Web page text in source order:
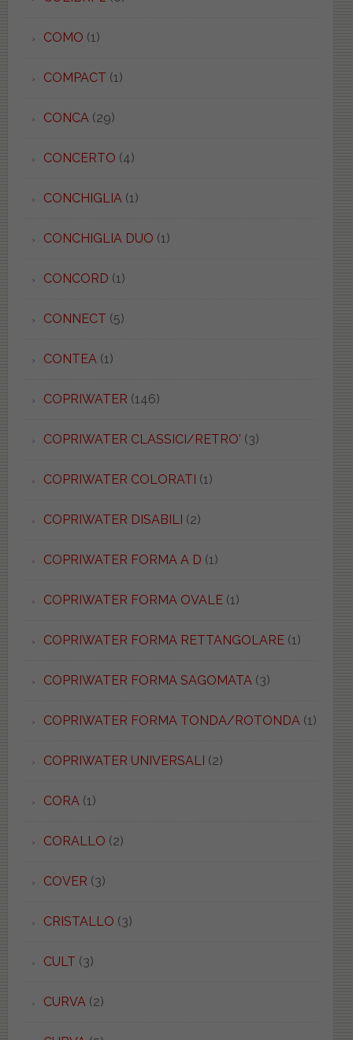
COMO (1)
COMPACT (1)
CONCA (29)
CONCERTO (4)
CONCHIGLIA (1)
CONCHIGLIA DUO (1)
CONCORD (1)
CONNECT (5)
CONTEA (1)
COPRIWATER (146)
COPRIWATER CLASSICI/RETRO' (3)
COPRIWATER COLORATI (1)
COPRIWATER DISABILI (2)
COPRIWATER FORMA A D (1)
COPRIWATER FORMA OVALE(1)
COPRIWATER FORMA RETTANGOLARE(1)
COPRIWATER FORMA SAGOMATA (3)
COPRIWATER FORMA TONDA/ROTONDA (1)
COPRIWATER UNIVERSALI (2)
CORA (1)
CORALLO (2)
COVER (3)
CRISTALLO (3)
CULT (3)
CURVA (2)